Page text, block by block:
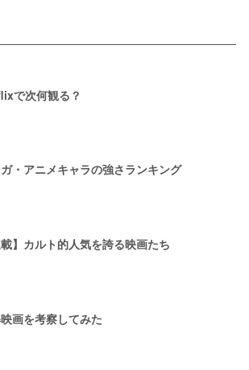
で次何観る？
・アニメキャラの強さランキング
載】カルト的人気を誇る映画たち
画を考察してみた